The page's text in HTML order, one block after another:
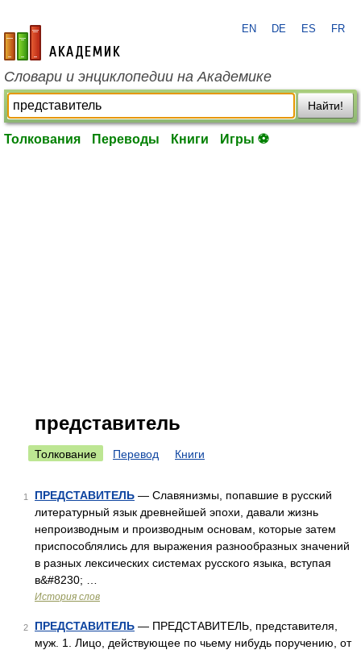
academic.ru
EN DE ES FR
Словари и энциклопедии на Академике
Найти!
Толкования Переводы Книги Игры ⚽
представитель
Толкование Перевод Книги
1 ПРЕДСТАВИТЕЛЬ — Славянизмы, попавшие в русский
литературный язык древнейшей эпохи, давали жизнь
непроизводным и производным основам, которые затем
приспособлялись для выражения разнообразных значений
в разных лексических системах русского языка, вступая
в&#8230; …
История слов
2 ПРЕДСТАВИТЕЛЬ — ПРЕДСТАВИТЕЛЬ, представителя,
муж. 1. Лицо, действующее по чьему нибудь поручению, от